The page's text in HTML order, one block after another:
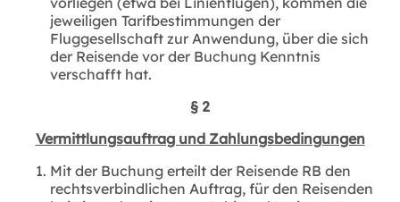
jeweiligen Tarifbestimmungen der
Fluggesellschaft zur Anwendung, über die sich
der Reisende vor der Buchung Kenntnis
verschafft hat.
§ 2
Vermittlungsauftrag und Zahlungsbedingungen
Mit der Buchung erteilt der Reisende RB den
rechtsverbindlichen Auftrag, für den Reisenden